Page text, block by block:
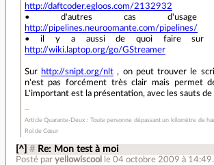
http://daftcoder.egloos.com/2132932
• d'autres cas d'usage
http://pipelines.neuroomante.com/pipelines/
• il y a aussi de quoi faire sur
http://wiki.laptop.org/go/GStreamer
Sur http://snipt.org/nlt , on peut trouver le
n'est pas forcément très clair mais permet
L'important est la présentation, avec les sauts
Article Quarante-Deux : Toute personne dépassant un kilomètre de
Roi de Cœur
[^] # Re: Mon test à moi
Posté paryellowiscool le 04 octobre 2009 à 14:49.